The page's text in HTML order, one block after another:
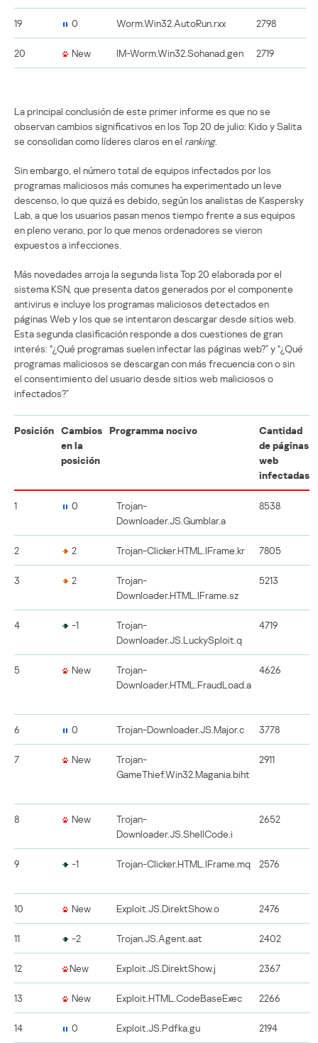
19 0 Worm.Win32.AutoRun.rxx 2798
20 New IM-Worm.Win32.Sohanad.gen 2719
La principal conclusión de este primer informe es que no se
observan cambios significativos en los Top 20 de julio: Kido y Salita
se consolidan como líderes claros en el ranking.
Sin embargo, el número total de equipos infectados por los
programas maliciosos más comunes ha experimentado un leve
descenso, lo que quizá es debido, según los analistas de Kaspersky
Lab, a que los usuarios pasan menos tiempo frente a sus equipos
en pleno verano, por lo que menos ordenadores se vieron
expuestos a infecciones.
Más novedades arroja la segunda lista Top 20 elaborada por el
sistema KSN, que presenta datos generados por el componente
antivirus e incluye los programas maliciosos detectados en
páginas Web y los que se intentaron descargar desde sitios web.
Esta segunda clasificación responde a dos cuestiones de gran
interés: “¿Qué programas suelen infectar las páginas web?” y “¿Qué
programas maliciosos se descargan con más frecuencia con o sin
el consentimiento del usuario desde sitios web maliciosos o
infectados?”
Posición Cambios
en la
posición
Programma nocivo
Cantidad
de páginas
web
infectadas
1 0
Trojan-
Downloader.JS.Gumblar.a
8538
2 2 Trojan-Clicker.HTML.IFrame.kr 7805
3 2
Trojan-
Downloader.HTML.IFrame.sz
5213
4 -1
Trojan-
Downloader.JS.LuckySploit.q
4719
5 New
Trojan-
Downloader.HTML.FraudLoad.a
4626
6 0 Trojan-Downloader.JS.Major.c 3778
7 New
Trojan-
GameThief.Win32.Magania.biht
2911
8 New
Trojan-
Downloader.JS.ShellCode.i
2652
9 -1 Trojan-Clicker.HTML.IFrame.mq 2576
10 New Exploit.JS.DirektShow.o 2476
11 -2 Trojan.JS.Agent.aat 2402
12 New Exploit.JS.DirektShow.j 2367
13 New Exploit.HTML.CodeBaseExec 2266
14 0 Exploit.JS.Pdfka.gu 2194